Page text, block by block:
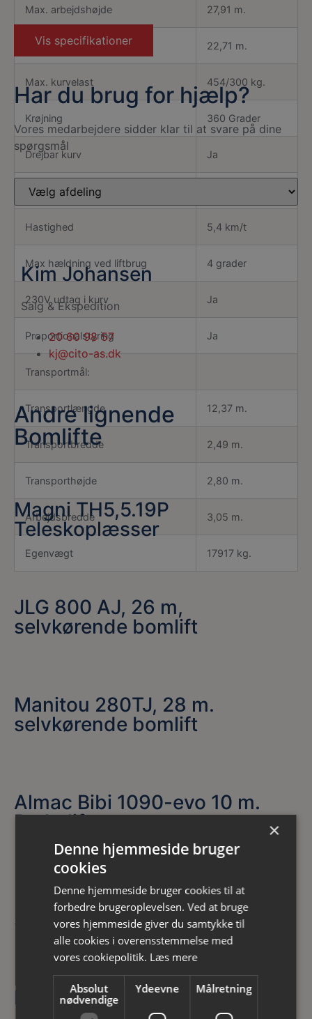
Max. arbejdshøjde 27,91 m.
Max. arbejdsradius 22,71 m.
Max. kurvelast 454/300 kg.
Krøjning 360 Grader
Drejbar kurv Ja
Liftdrift
Hastighed 5,4 km/t
Max hældning ved liftbrug 4 grader
230V udtag i kurv Ja
Proportionalstyring Ja
Transportmål:
Transportlængde 12,37 m.
Transportbredde 2,49 m.
Transporthøjde 2,80 m.
Arbejdsbredde 3,05 m.
Egenvægt 17917 kg.
Vis specifikationer
Har du brug for hjælp?
Vores medarbejdere sidder klar til at svare på dine
spørgsmål
Kim Johansen
Salg & Ekspedition
20 60 98 57
kj@cito-as.dk
Andre lignende
Bomlifte
Magni TH5,5.19P
Teleskoplæsser
JLG 800 AJ, 26 m,
selvkørende bomlift
Manitou 280TJ, 28 m.
selvkørende bomlift
Almac Bibi 1090-evo 10 m.
Bæltelift
Magni ES1012AC, 10.0 m.
selvkørende saxlift
Leguan L190, 19 m. Bæltelift
×
Denne hjemmeside bruger
cookies
Denne hjemmeside bruger cookies til at
forbedre brugeroplevelsen. Ved at bruge
vores hjemmeside giver du samtykke til
alle cookies i overensstemmelse med
vores cookiepolitik. Læs mere
Absolut
nødvendige
Ydeevne Målretning